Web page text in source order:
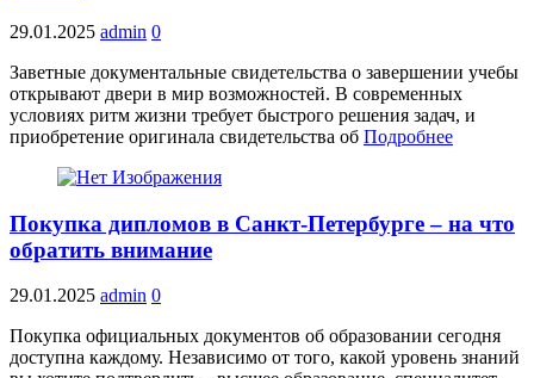
29.01.2025 admin 0
Заветные документальные свидетельства о завершении учебы
открывают двери в мир возможностей. В современных
условиях ритм жизни требует быстрого решения задач, и
приобретение оригинала свидетельства об Подробнее
Покупка дипломов в Санкт-Петербурге – на что
обратить внимание
29.01.2025 admin 0
Покупка официальных документов об образовании сегодня
доступна каждому. Независимо от того, какой уровень знаний